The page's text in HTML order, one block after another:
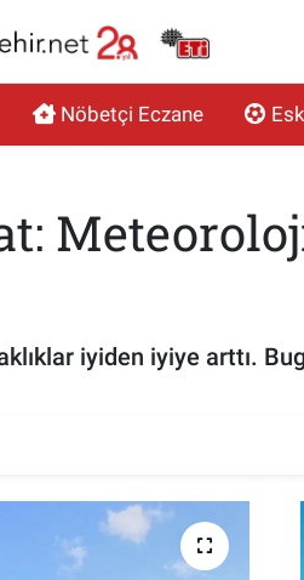
Nöbetçi Eczane
iyiden iyiye arttı.